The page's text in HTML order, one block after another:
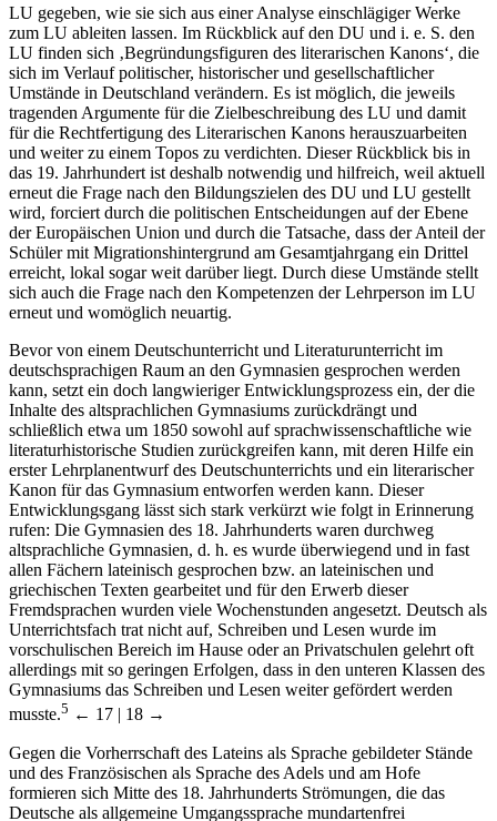
LU gegeben, wie sie sich aus einer Analyse einschlägiger Werke
zum LU ableiten lassen. Im Rückblick auf den DU und i. e. S. den
LU finden sich ‚Begründungsfiguren des literarischen Kanons‘, die
sich im Verlauf politischer, historischer und gesellschaftlicher
Umstände in Deutschland verändern. Es ist möglich, die jeweils
tragenden Argumente für die Zielbeschreibung des LU und damit
für die Rechtfertigung des Literarischen Kanons herauszuarbeiten
und weiter zu einem Topos zu verdichten. Dieser Rückblick bis in
das 19. Jahrhundert ist deshalb notwendig und hilfreich, weil aktuell
erneut die Frage nach den Bildungszielen des DU und LU gestellt
wird, forciert durch die politischen Entscheidungen auf der Ebene
der Europäischen Union und durch die Tatsache, dass der Anteil der
Schüler mit Migrationshintergrund am Gesamtjahrgang ein Drittel
erreicht, lokal sogar weit darüber liegt. Durch diese Umstände stellt
sich auch die Frage nach den Kompetenzen der Lehrperson im LU
erneut und womöglich neuartig.
Bevor von einem Deutschunterricht und Literaturunterricht im
deutschsprachigen Raum an den Gymnasien gesprochen werden
kann, setzt ein doch langwieriger Entwicklungsprozess ein, der die
Inhalte des altsprachlichen Gymnasiums zurückdrängt und
schließlich etwa um 1850 sowohl auf sprachwissenschaftliche wie
literaturhistorische Studien zurückgreifen kann, mit deren Hilfe ein
erster Lehrplanentwurf des Deutschunterrichts und ein literarischer
Kanon für das Gymnasium entworfen werden kann. Dieser
Entwicklungsgang lässt sich stark verkürzt wie folgt in Erinnerung
rufen: Die Gymnasien des 18. Jahrhunderts waren durchweg
altsprachliche Gymnasien, d. h. es wurde überwiegend und in fast
allen Fächern lateinisch gesprochen bzw. an lateinischen und
griechischen Texten gearbeitet und für den Erwerb dieser
Fremdsprachen wurden viele Wochenstunden angesetzt. Deutsch als
Unterrichtsfach trat nicht auf, Schreiben und Lesen wurde im
vorschulischen Bereich im Hause oder an Privatschulen gelehrt oft
allerdings mit so geringen Erfolgen, dass in den unteren Klassen des
Gymnasiums das Schreiben und Lesen weiter gefördert werden
musste.5 ← 17 | 18 →
Gegen die Vorherrschaft des Lateins als Sprache gebildeter Stände
und des Französischen als Sprache des Adels und am Hofe
formieren sich Mitte des 18. Jahrhunderts Strömungen, die das
Deutsche als allgemeine Umgangssprache mundartenfrei